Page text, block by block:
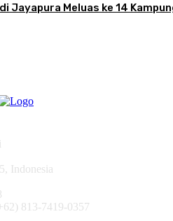
Jayapura Meluas ke 14
Indonesia
813-7419-0357